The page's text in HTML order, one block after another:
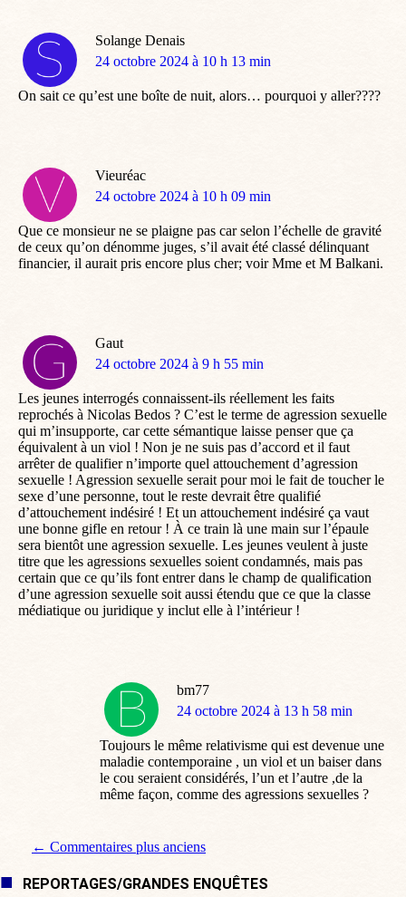
Solange Denais
dit
24 octobre 2024 à 10 h 13 min
On sait ce qu’est une boîte de nuit, alors… pourquoi y aller????
Vieuréac
dit
24 octobre 2024 à 10 h 09 min
Que ce monsieur ne se plaigne pas car selon l’échelle de gravité
de ceux qu’on dénomme juges, s’il avait été classé délinquant
financier, il aurait pris encore plus cher; voir Mme et M Balkani.
Gaut
dit
24 octobre 2024 à 9 h 55 min
Les jeunes interrogés connaissent-ils réellement les faits
reprochés à Nicolas Bedos ? C’est le terme de agression sexuelle
qui m’insupporte, car cette sémantique laisse penser que ça
équivalent à un viol ! Non je ne suis pas d’accord et il faut
arrêter de qualifier n’importe quel attouchement d’agression
sexuelle ! Agression sexuelle serait pour moi le fait de toucher le
sexe d’une personne, tout le reste devrait être qualifié
d’attouchement indésiré ! Et un attouchement indésiré ça vaut
une bonne gifle en retour ! À ce train là une main sur l’épaule
sera bientôt une agression sexuelle. Les jeunes veulent à juste
titre que les agressions sexuelles soient condamnés, mais pas
certain que ce qu’ils font entrer dans le champ de qualification
d’une agression sexuelle soit aussi étendu que ce que la classe
médiatique ou juridique y inclut elle à l’intérieur !
bm77
dit
24 octobre 2024 à 13 h 58 min
Toujours le même relativisme qui est devenue une
maladie contemporaine , un viol et un baiser dans
le cou seraient considérés, l’un et l’autre ,de la
même façon, comme des agressions sexuelles ?
Navigation de commentaire
← Commentaires plus anciens
REPORTAGES/GRANDES ENQUÊTES